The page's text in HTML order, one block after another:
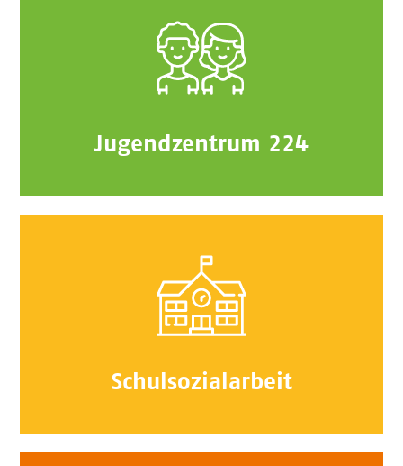
Jugendzentrum 224
Schulsozialarbeit